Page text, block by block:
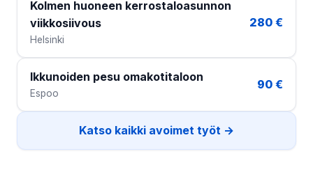
Kolmen huoneen kerrostaloasunnon
viikkosiivous
Helsinki
280 €
Ikkunoiden pesu omakotitaloon
Espoo
90 €
Katso kaikki avoimet työt →